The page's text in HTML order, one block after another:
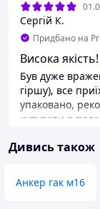
Сергій К.
Придбано на
Висока якість!
Був дуже
гіршу), все
упаковано,
купувати в
Переваги
упаковка
тривалого
Дивись також
Анкер гак м16